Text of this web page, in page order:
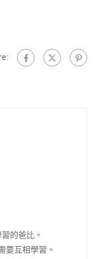
的爸比。
要互相學習。